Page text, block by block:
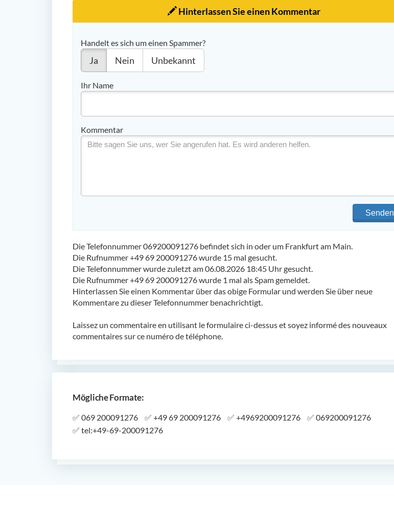
Hinterlassen Sie einen Kommentar
Handelt es sich um einen Spammer?
Ja Nein Unbekannt
Ihr Name
Kommentar
Senden
Die Telefonnummer 069200091276 befindet sich in oder um Frankfurt am Main.
Die Rufnummer +49 69 200091276 wurde 15 mal gesucht.
Die Telefonnummer wurde zuletzt am 06.08.2026 18:45 Uhr gesucht.
Die Rufnummer +49 69 200091276 wurde 1 mal als Spam gemeldet.
Hinterlassen Sie einen Kommentar über das obige Formular und werden Sie über neue
Kommentare zu dieser Telefonnummer benachrichtigt.
Laissez un commentaire en utilisant le formulaire ci-dessus et soyez informé des nouveaux
commentaires sur ce numéro de téléphone.
Mögliche Formate:
✅ 069 200091276 ✅ +49 69 200091276 ✅ +4969200091276 ✅ 069200091276
✅ tel:+49-69-200091276